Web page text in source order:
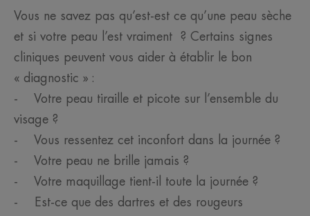
Vous ne savez pas qu’est-est ce qu’une peau sèche
et si votre peau l’est vraiment ? Certains signes
cliniques peuvent vous aider à établir le bon
« diagnostic » :
- Votre peau tiraille et picote sur l’ensemble du
visage ?
- Vous ressentez cet inconfort dans la journée ?
- Votre peau ne brille jamais ?
- Votre maquillage tient-il toute la journée ?
- Est-ce que des dartres et des rougeurs